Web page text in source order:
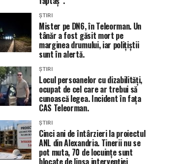
ȘTIRI
Mister pe DN6, în Teleorman. Un
tânăr a fost găsit mort pe
marginea drumului, iar polițiștii
sunt în alertă.
ȘTIRI
Locul persoanelor cu dizabilități,
ocupat de cel care ar trebui să
cunoască legea. Incident în fața
CAS Teleorman.
ȘTIRI
Cinci ani de întârzieri la proiectul
ANL din Alexandria. Tinerii nu se
pot muta, 70 de locuințe sunt
blocate de lipsa intervenției